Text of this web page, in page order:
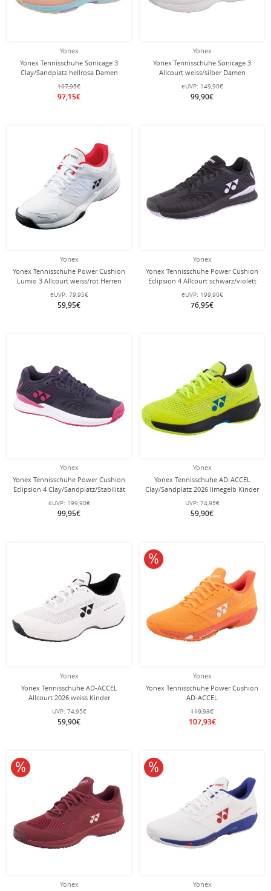
Yonex
Yonex Tennisschuhe Sonicage 3
Clay/Sandplatz hellrosa Damen
107,95€
97,15€
Yonex
Yonex Tennisschuhe Sonicage 3
Allcourt weiss/silber Damen
eUVP: 149,90€
99,90€
Yonex
Yonex Tennisschuhe Power Cushion
Lumio 3 Allcourt weiss/rot Herren
eUVP: 79,95€
59,95€
Yonex
Yonex Tennisschuhe Power Cushion
Eclipsion 4 Allcourt schwarz/violett
Herren
eUVP: 199,90€
76,95€
Yonex
Yonex Tennisschuhe Power Cushion
Eclipsion 4 Clay/Sandplatz/Stabilität
navyblau Damen
eUVP: 199,90€
99,95€
Yonex
Yonex Tennisschuhe AD-ACCEL
Clay/Sandplatz 2026 limegelb Kinder
UVP: 74,95€
59,90€
Yonex
Yonex Tennisschuhe AD-ACCEL
Allcourt 2026 weiss Kinder
UVP: 74,95€
59,90€
Yonex
Yonex Tennisschuhe Power Cushion
AD-ACCEL
Clay/Sandplatz/Leichtigkeit 2026
orange Damen
119,93€
107,93€
10% reduziert
Yonex
10% reduziert
Yonex
10% reduziert